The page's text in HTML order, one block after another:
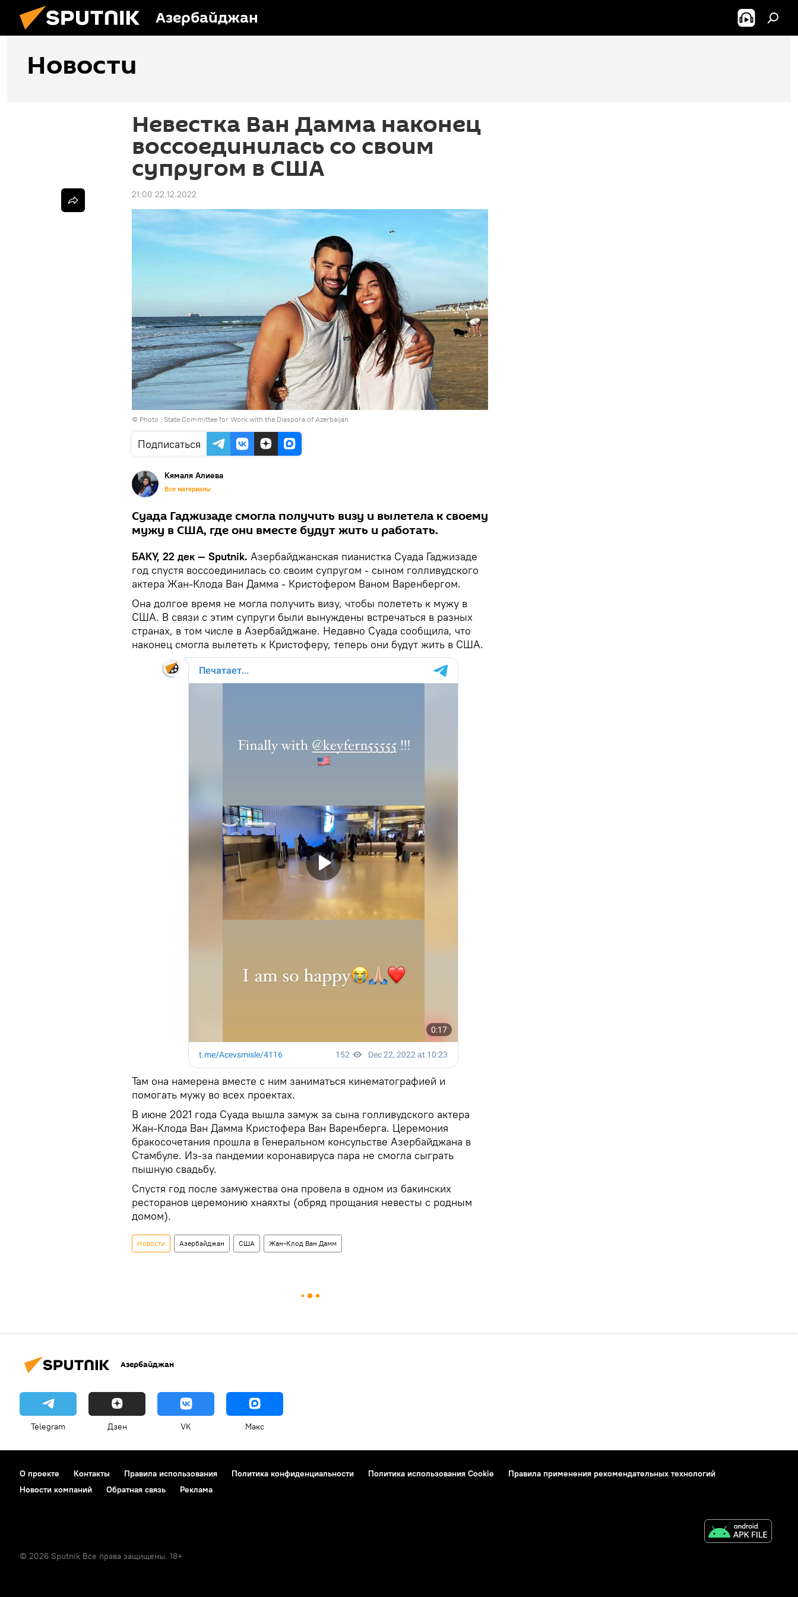
Азербайджан
Новости
Невестка Ван Дамма наконец
воссоединилась со своим
супругом в США
21:00 22.12.2022
© Photo : State Committee for Work with the Diaspora of Azerbaijan
Подписаться
Кямаля Алиева
Все материалы
Суада Гаджизаде смогла получить визу и вылетела к своему
мужу в США, где они вместе будут жить и работать.
БАКУ, 22 дек — Sputnik. Азербайджанская пианистка Суада Гаджизаде
год спустя воссоединилась со своим супругом - сыном голливудского
актера Жан-Клода Ван Дамма - Кристофером Ваном Варенбергом.
Она долгое время не могла получить визу, чтобы полететь к мужу в
США. В связи с этим супруги были вынуждены встречаться в разных
странах, в том числе в Азербайджане. Недавно Суада сообщила, что
наконец смогла вылететь к Кристоферу, теперь они будут жить в США.
Там она намерена вместе с ним заниматься кинематографией и
помогать мужу во всех проектах.
В июне 2021 года Суада вышла замуж за сына голливудского актера
Жан-Клода Ван Дамма Кристофера Ван Варенберга. Церемония
бракосочетания прошла в Генеральном консульстве Азербайджана в
Стамбуле. Из-за пандемии коронавируса пара не смогла сыграть
пышную свадьбу.
Спустя год после замужества она провела в одном из бакинских
ресторанов церемонию хнаяхты (обряд прощания невесты с родным
домом).
Новости Азербайджан США Жан-Клод Ван Дамм
Азербайджан
Telegram Дзен VK Макс
О проекте Контакты Правила использования Политика конфиденциальности Политика использования Cookie
Правила применения рекомендательных технологий
Новости компаний
Обратная связь Реклама
© 2026 Sputnik Все права защищены. 18+